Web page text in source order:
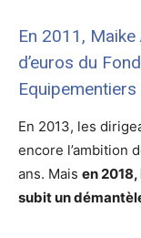
En 2011,
d’euros du
En 2013, les
encore l’ambition
ans. Mais en
subit un